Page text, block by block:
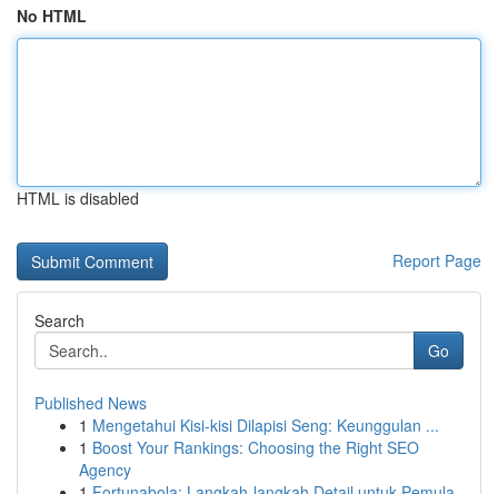
No HTML
HTML is disabled
Report Page
Search
Go
Published News
1 Mengetahui Kisi-kisi Dilapisi Seng: Keunggulan ...
1 Boost Your Rankings: Choosing the Right SEO
Agency